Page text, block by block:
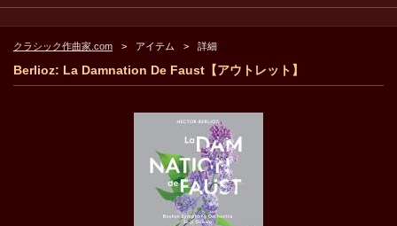
クラシック作曲家.com アイテム 詳細
Berlioz: La Damnation De Faust【アウトレット】